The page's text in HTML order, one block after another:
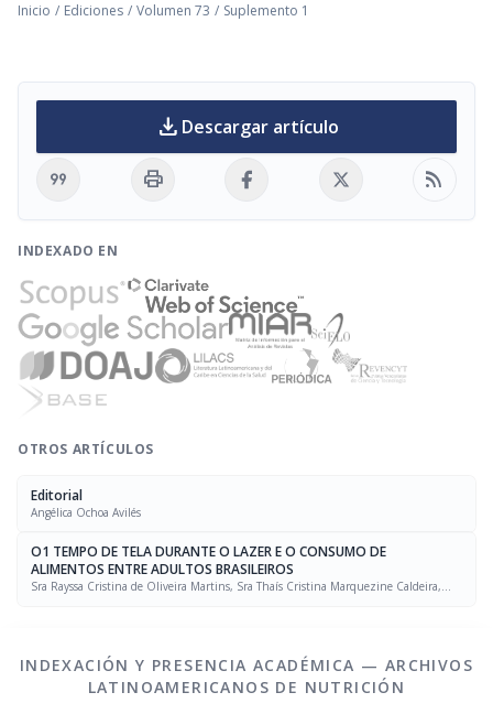
Inicio / Ediciones / Volumen 73 / Suplemento 1
download Descargar artículo
format_quote print rss_feed
INDEXADO EN
OTROS ARTÍCULOS
Editorial
Angélica Ochoa Avilés
O1 TEMPO DE TELA DURANTE O LAZER E O CONSUMO DE
ALIMENTOS ENTRE ADULTOS BRASILEIROS
Sra Rayssa Cristina de Oliveira Martins, Sra Thaís Cristina Marquezine Caldeira,
INDEXACIÓN Y PRESENCIA ACADÉMICA — ARCHIVOS
LATINOAMERICANOS DE NUTRICIÓN